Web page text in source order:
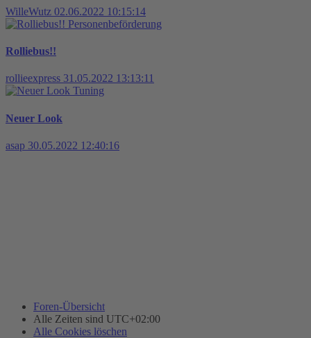
WilleWutz 02.06.2022 10:15:14
Personenbeförderung
Rolliebus!!
rollieexpress 31.05.2022 13:13:11
Tuning
Neuer Look
asap 30.05.2022 12:40:16
Foren-Übersicht
Alle Zeiten sind UTC+02:00
Alle Cookies löschen